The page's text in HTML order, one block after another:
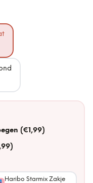
(€1,99)
Haribo Starmix Zakje